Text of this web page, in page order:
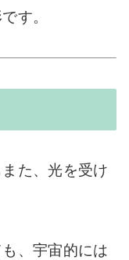
す。
た、光を受け
、宇宙的には